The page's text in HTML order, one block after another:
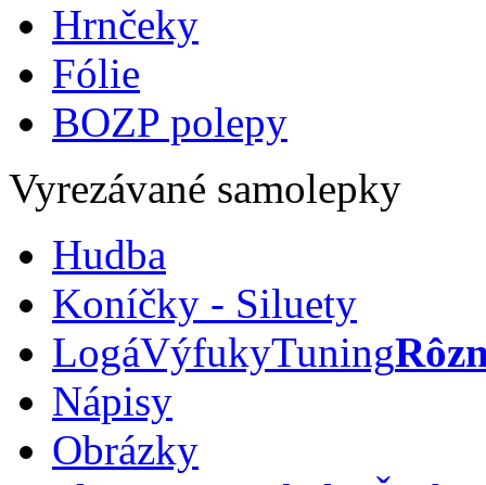
Hrnčeky
Fólie
BOZP polepy
Vyrezávané samolepky
Hudba
Koníčky - Siluety
LogáVýfukyTuning
Nápisy
Obrázky